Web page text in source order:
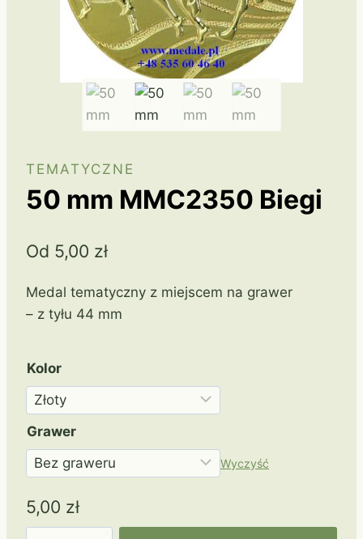
TEMATYCZNE
50 mm MMC2350 Biegi
Od 5,00 zł
Medal tematyczny z miejscem na grawer
– z tyłu 44 mm
Kolor
Grawer
Wyczyść
5,00 zł